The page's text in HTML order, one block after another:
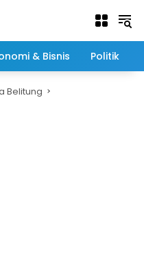
& Bisnis Politik
Belitung